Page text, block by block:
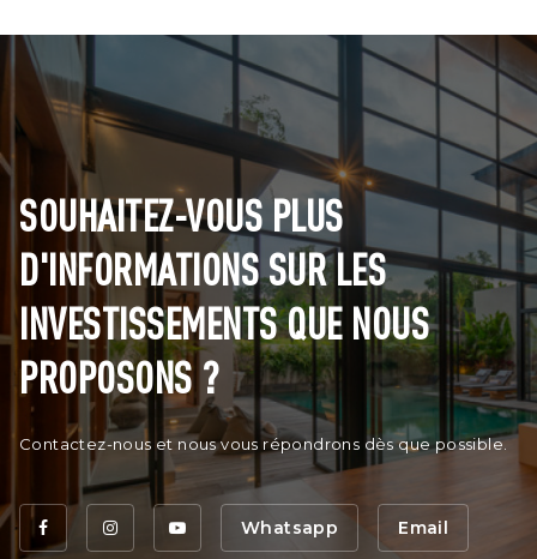
SOUHAITEZ-VOUS PLUS
D'INFORMATIONS SUR LES
INVESTISSEMENTS QUE NOUS
PROPOSONS ?
Contactez-nous et nous vous répondrons dès que possible.
Whatsapp Email